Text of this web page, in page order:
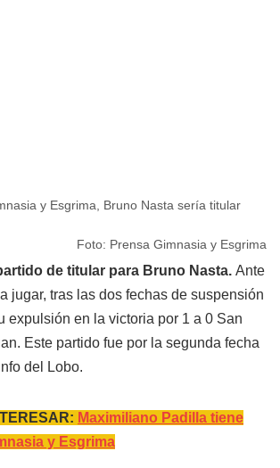
y Esgrima, Bruno Nasta sería titular
Foto: Prensa Gimnasia y Esgrima
de titular para Bruno Nasta. Ante
jugar, tras las dos fechas de suspensión
expulsión en la victoria por 1 a 0 San
Este partido fue por la segunda fecha
del Lobo.
Maximiliano Padilla tiene
y Esgrima